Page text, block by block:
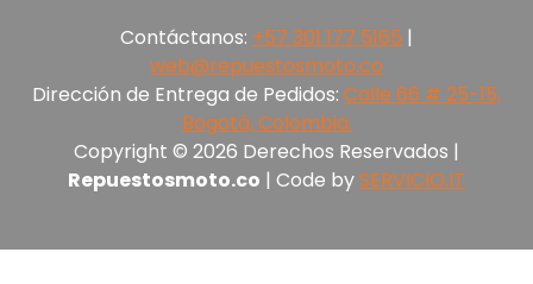
Contáctanos: +57 301 177 5165‬ |
web@repuestosmoto.co
Dirección de Entrega de Pedidos: Calle 66 # 25-15,
Bogotá, Colombia.
Copyright © 2026 Derechos Reservados |
Repuestosmoto.co | Code bySERVICIO.IT